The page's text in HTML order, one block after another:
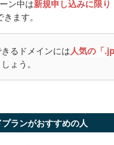
ン中は新規申し込みに限
きます。
るドメインには人気の「
ょう。
ランがおすすめの人